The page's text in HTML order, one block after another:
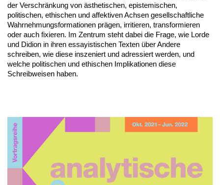
der Verschränkung von ästhetischen, epistemischen,
politischen, ethischen und affektiven Achsen gesellschaftliche
Wahrnehmungsformationen prägen, irritieren, transformieren
oder auch fixieren. Im Zentrum steht dabei die Frage, wie Lorde
und Didion in ihren essayistischen Texten über Andere
schreiben, wie diese inszeniert und adressiert werden, und
welche politischen und ethischen Implikationen diese
Schreibweisen haben.